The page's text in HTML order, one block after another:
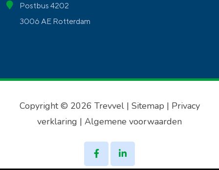
Postbus 4202
3006 AE Rotterdam
Copyright © 2026 Trevvel | Sitemap | Privacy
verklaring | Algemene voorwaarden